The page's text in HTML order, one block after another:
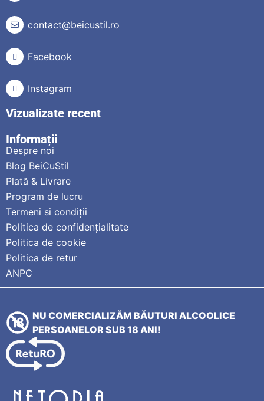
contact@beicustil.ro
Facebook
Instagram
Vizualizate recent
Informații
Despre noi
Blog BeiCuStil
Plată & Livrare
Program de lucru
Termeni si condiții
Politica de confidențialitate
Politica de cookie
Politica de retur
ANPC
NU COMERCIALIZĂM BĂUTURI ALCOOLICE
PERSOANELOR SUB 18 ANI!